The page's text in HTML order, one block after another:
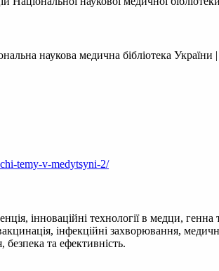
наукова медична бібліотека України |
temy-v-medytsyni-2/
інноваційні технології в медци, генна
інфекційні захворювання,
та ефективність.